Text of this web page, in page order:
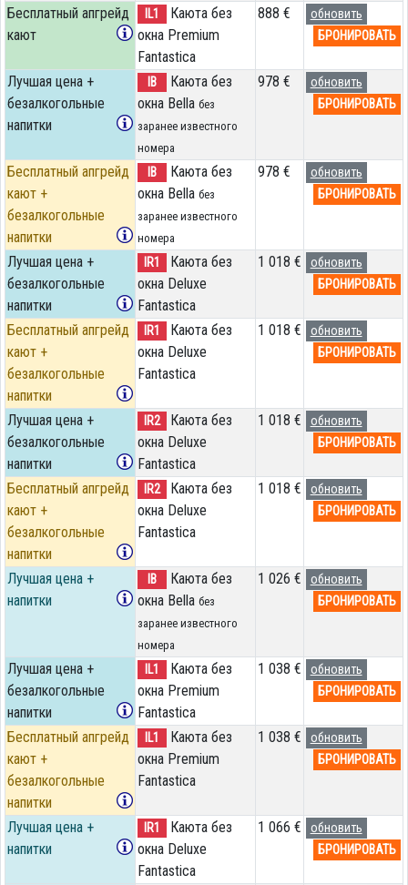
Бесплатный апгрейд
кают
IL1
Каюта без
окна Premium
Fantastica
888 €
обновить
БРОНИРОВАТЬ
Лучшая цена +
безалкогольные
напитки
IB
Каюта без
окна Bella без
заранее известного
номера
978 €
обновить
БРОНИРОВАТЬ
Бесплатный апгрейд
кают +
безалкогольные
напитки
IB
Каюта без
окна Bella без
заранее известного
номера
978 €
обновить
БРОНИРОВАТЬ
Лучшая цена +
безалкогольные
напитки
IR1
Каюта без
окна Deluxe
Fantastica
1 018 €
обновить
БРОНИРОВАТЬ
Бесплатный апгрейд
кают +
безалкогольные
напитки
IR1
Каюта без
окна Deluxe
Fantastica
1 018 €
обновить
БРОНИРОВАТЬ
Лучшая цена +
безалкогольные
напитки
IR2
Каюта без
окна Deluxe
Fantastica
1 018 €
обновить
БРОНИРОВАТЬ
Бесплатный апгрейд
кают +
безалкогольные
напитки
IR2
Каюта без
окна Deluxe
Fantastica
1 018 €
обновить
БРОНИРОВАТЬ
Лучшая цена +
напитки
IB
Каюта без
окна Bella без
заранее известного
номера
1 026 €
обновить
БРОНИРОВАТЬ
Лучшая цена +
безалкогольные
напитки
IL1
Каюта без
окна Premium
Fantastica
1 038 €
обновить
БРОНИРОВАТЬ
Бесплатный апгрейд
кают +
безалкогольные
напитки
IL1
Каюта без
окна Premium
Fantastica
1 038 €
обновить
БРОНИРОВАТЬ
Лучшая цена +
напитки
IR1
Каюта без
окна Deluxe
Fantastica
1 066 €
обновить
БРОНИРОВАТЬ